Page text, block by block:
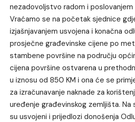
nezadovoljstvo radom i
Vraćamo se na početak sjednice
izjašnjavanjem usvojena i konačna
prosječne građevinske cijene po
stambene površine na području
cijena površine ostvarena u
u iznosu od 850 KM i ona će se
za izračunavanje naknade za
uređenje građevinskog zemljišta. Na
su usvojeni i prijedlozi donošenja